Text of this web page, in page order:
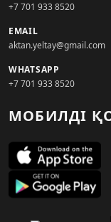
+7 701 933 8520
EMAIL
aktan.yeltay@gmail.com
WHATSAPP
+7 701 933 8520
МОБИЛДІ